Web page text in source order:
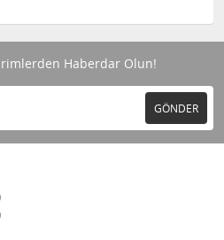
Haberdar Olun!
GÖNDER